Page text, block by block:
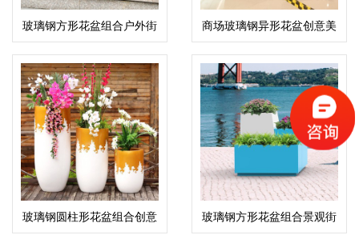
玻璃钢方形花盆组合户外街
道景观花箱
商场玻璃钢异形花盆创意美
陈花钵组合
玻璃钢圆柱形花盆组合创意
景观艺术花钵
玻璃钢方形花盆组合景观街
区商业花箱